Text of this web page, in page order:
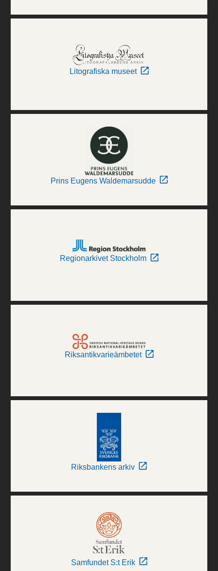
Litografiska museet
Prins Eugens Waldemarsudde
Regionarkivet Stockholm
Riksantikvarieämbetet
Riksbankens arkiv
Samfundet S:t Erik